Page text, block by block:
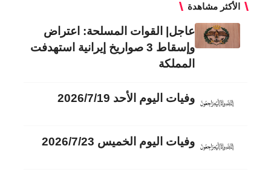
الأكثر مشاهدة
عاجل| القوات المسلحة: اعتراض
وإسقاط 3 صواريخ إيرانية استهدفت
المملكة
وفيات اليوم الأحد 2026/7/19
وفيات اليوم الخميس 2026/7/23